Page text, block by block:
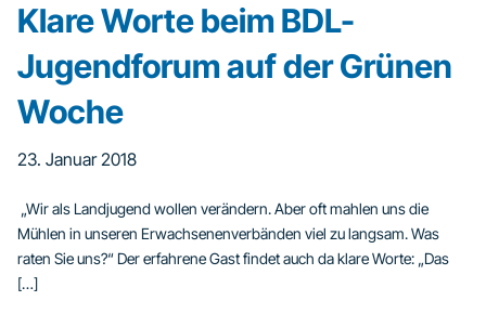
Klare Worte beim BDL-
Jugendforum auf der Grünen
Woche
23. Januar 2018
„Wir als Landjugend wollen verändern. Aber oft mahlen uns die
Mühlen in unseren Erwachsenenverbänden viel zu langsam. Was
raten Sie uns?“ Der erfahrene Gast findet auch da klare Worte: „Das
[…]